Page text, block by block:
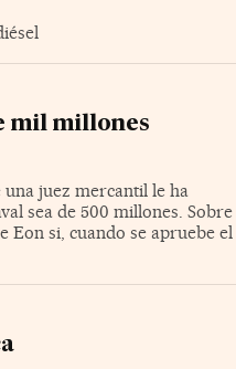
mil millones
juez mercantil le ha
sea de 500 millones. Sobre
Eon si, cuando se apruebe el